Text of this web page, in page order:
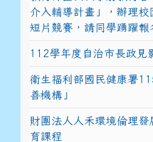
介入輔導計畫」，辦理校
短片競賽，請同學踴躍報
112學年度自治市長政見
衛生福利部國民健康署
善機構」
財團法人人禾環境倫理
育課程